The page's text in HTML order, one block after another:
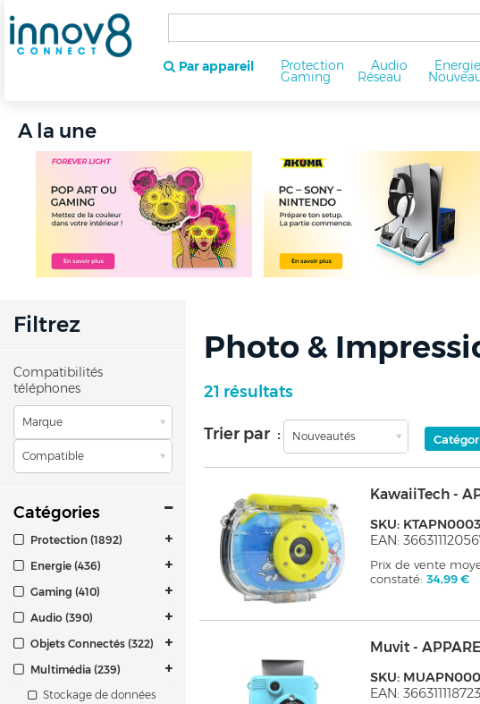
Par appareil Protection Audio Energie
Gaming Réseau
A la une
Filtrez
Compatibilités
téléphones
Marque
Compatible
Catégories
Protection (1892)
Energie (436)
Gaming (410)
Audio (390)
Objets Connectés (322)
Multimédia (239)
Stockage de données
Photo &
21 résultats
Trier par : Nouveautés
KawaiiTech -
SKU: KTAPN0003
EAN:
Prix de vente
constaté:34,99 €
Muvit -
SKU:
EAN: